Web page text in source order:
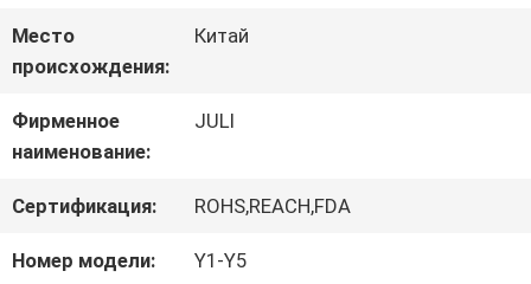
НАС
ЭКСКУРСИЯ
ПО
ЗАВОДУ
Место
происхождения:
Китай
Фирменное
наименование:
JULI
Сертификация: ROHS,REACH,FDA
Номер модели: Y1-Y5